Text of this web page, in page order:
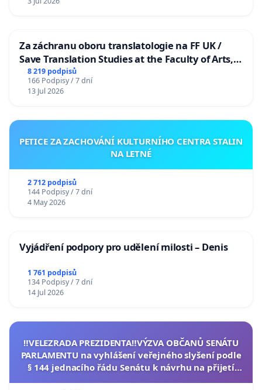
Za záchranu oboru translatologie na FF UK /
Save Translation Studies at the Faculty of Arts,
Charles University
8 219 podpisů
166 Podpisy / 7 dní
13 Jul 2026
PETICE ZA ZACHOVÁNÍ KULTURNÍHO CENTRA STALIN
NA LETNÉ
2 712 podpisů
144 Podpisy / 7 dní
4 May 2026
Vyjádření podpory pro udělení milosti – Denis
1 761 podpisů
134 Podpisy / 7 dní
14 Jul 2026
‼️VELEZRADA PREZIDENTA‼️VÝZVA OBČANŮ SENÁTU
PARLAMENTU na vyhlášení veřejného slyšení podle
§ 144 jednacího řádu Senátu k návrhu na přijetí